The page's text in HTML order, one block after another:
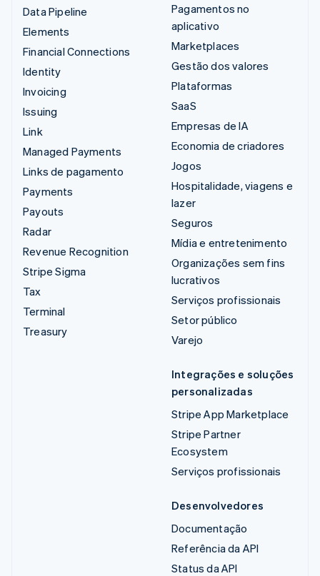
Data Pipeline
Elements
Financial Connections
Identity
Invoicing
Issuing
Link
Managed Payments
Links de pagamento
Payments
Payouts
Radar
Revenue Recognition
Stripe Sigma
Tax
Terminal
Treasury
Pagamentos no
aplicativo
Marketplaces
Gestão dos valores
Plataformas
SaaS
Empresas de IA
Economia de criadores
Jogos
Hospitalidade, viagens e
lazer
Seguros
Mídia e entretenimento
Organizações sem fins
lucrativos
Serviços profissionais
Setor público
Varejo
Integrações e soluções
personalizadas
Stripe App Marketplace
Stripe Partner
Ecosystem
Serviços profissionais
Desenvolvedores
Documentação
Referência da API
Status da API